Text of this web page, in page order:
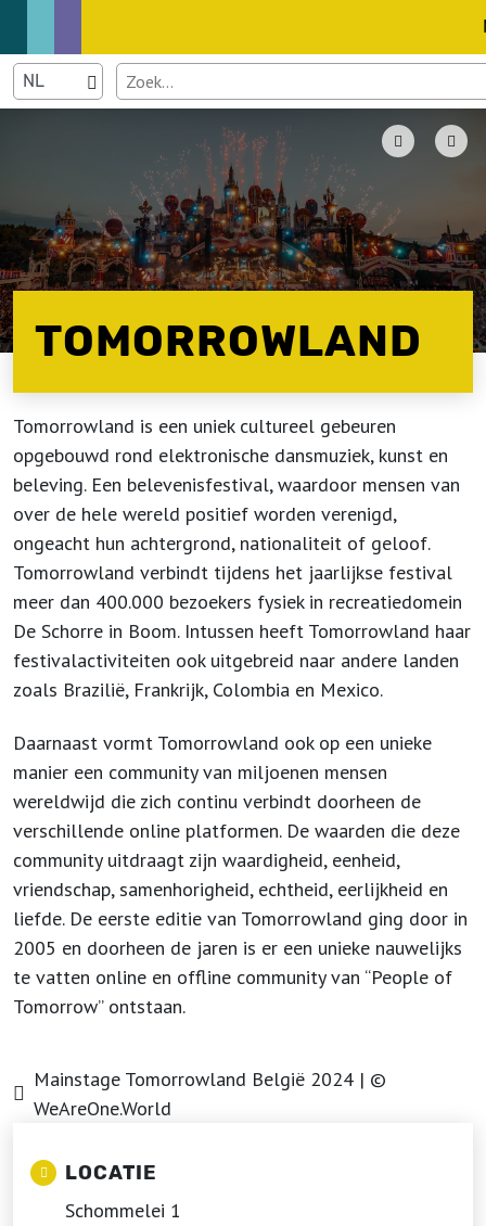
TOMORROWLAND
Tomorrowland is een uniek cultureel gebeuren
opgebouwd rond elektronische dansmuziek, kunst en
beleving. Een belevenisfestival, waardoor mensen van
over de hele wereld positief worden verenigd,
ongeacht hun achtergrond, nationaliteit of geloof.
Tomorrowland verbindt tijdens het jaarlijkse festival
meer dan 400.000 bezoekers fysiek in recreatiedomein
De Schorre in Boom. Intussen heeft Tomorrowland haar
festivalactiviteiten ook uitgebreid naar andere landen
zoals Brazilië, Frankrijk, Colombia en Mexico.
Daarnaast vormt Tomorrowland ook op een unieke
manier een community van miljoenen mensen
wereldwijd die zich continu verbindt doorheen de
verschillende online platformen. De waarden die deze
community uitdraagt zijn waardigheid, eenheid,
vriendschap, samenhorigheid, echtheid, eerlijkheid en
liefde. De eerste editie van Tomorrowland ging door in
2005 en doorheen de jaren is er een unieke nauwelijks
te vatten online en offline community van “People of
Tomorrow” ontstaan.
Mainstage Tomorrowland België 2024 | ©
WeAreOne.World
LOCATIE
Schommelei 1